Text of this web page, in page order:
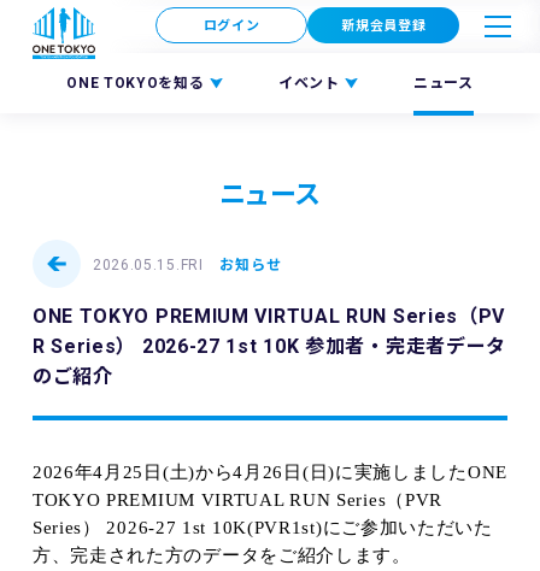
ONE TOKYOを知る イベント ニュース
ログイン 新規会員登録
ニュース
2026.05.15.FRI お知らせ
ONE TOKYO PREMIUM VIRTUAL RUN Series（PV
R Series） 2026-27 1st 10K 参加者・完走者データ
のご紹介
2026年4月25日(土)から4月26日(日)に実施しましたONE
TOKYO PREMIUM VIRTUAL RUN Series（PVR
Series） 2026-27 1st 10K(PVR1st)にご参加いただいた
方、完走された方のデータをご紹介します。